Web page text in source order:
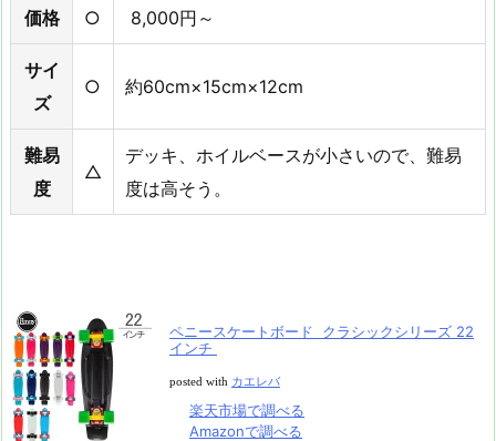
価格 ○ 8,000円～
サイ
ズ
○ 約60cm×15cm×12cm
難易
度
△
デッキ、ホイルベースが小さいので、難易
度は高そう。
ペニースケートボード クラシックシリーズ 22
インチ
posted with カエレバ
楽天市場で調べる
Amazonで調べる